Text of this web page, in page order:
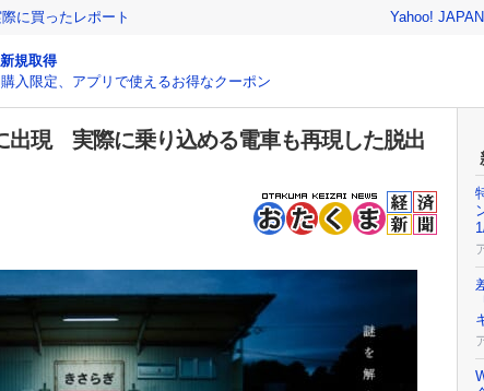
に買ったレポート Yahoo! JAPAN
新規取得
入限定、アプリで使えるお得なクーポン
出現 実際に乗り込める電車も再現した脱出